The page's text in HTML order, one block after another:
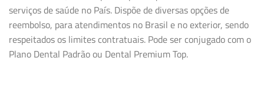
serviços de saúde no País. Dispõe de diversas opções de
reembolso, para atendimentos no Brasil e no exterior, sendo
respeitados os limites contratuais. Pode ser conjugado com o
Plano Dental Padrão ou Dental Premium Top.